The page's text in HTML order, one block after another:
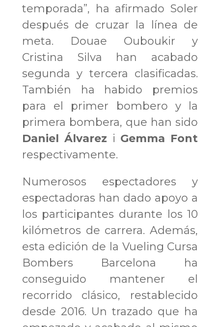
temporada”, ha afirmado Soler
después de cruzar la línea de
meta. Douae Ouboukir y
Cristina Silva han acabado
segunda y tercera clasificadas.
También ha habido premios
para el primer bombero y la
primera bombera, que han sido
Daniel Álvarez i Gemma Font
respectivamente.
Numerosos espectadores y
espectadoras han dado apoyo a
los participantes durante los 10
kilómetros de carrera. Además,
esta edición de la Vueling Cursa
Bombers Barcelona ha
conseguido mantener el
recorrido clásico, restablecido
desde 2016. Un trazado que ha